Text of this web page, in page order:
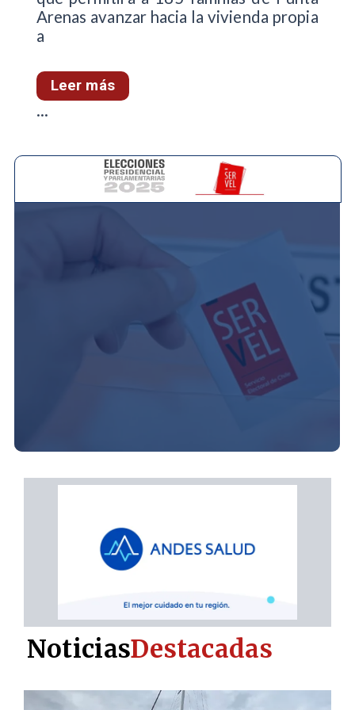
Arenas avanzar hacia la vivienda propia
a
Leer más
...
NoticiasDestacadas